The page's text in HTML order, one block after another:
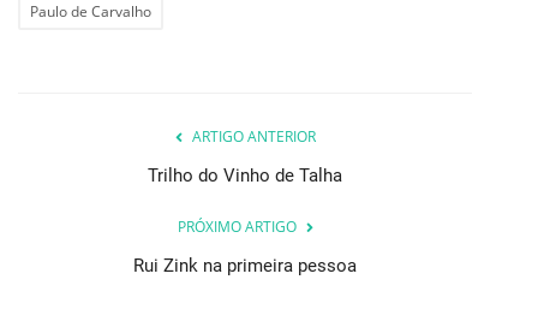
Paulo de Carvalho
ARTIGO ANTERIOR
Trilho do Vinho de Talha
PRÓXIMO ARTIGO
Rui Zink na primeira pessoa